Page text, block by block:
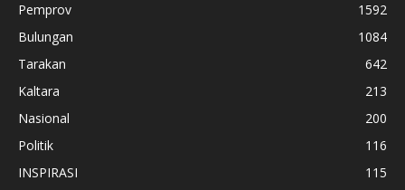
Pemprov
1592
Bulungan
1084
Tarakan
642
Kaltara
213
Nasional
200
Politik
116
INSPIRASI
115